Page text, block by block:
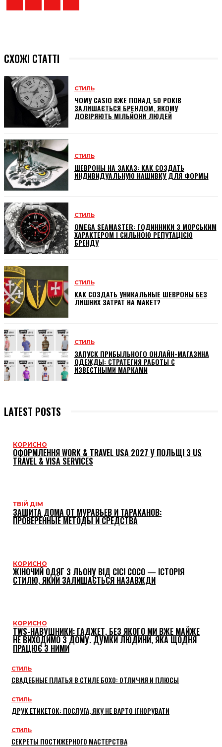
СХОЖІ СТАТТІ
СТИЛЬ
ЧОМУ CASIO ВЖЕ ПОНАД 50 РОКІВ
ЗАЛИШАЄТЬСЯ БРЕНДОМ, ЯКОМУ
ДОВІРЯЮТЬ МІЛЬЙОНИ ЛЮДЕЙ
СТИЛЬ
ШЕВРОНЫ НА ЗАКАЗ: КАК СОЗДАТЬ
ИНДИВИДУАЛЬНУЮ НАШИВКУ ДЛЯ ФОРМЫ
СТИЛЬ
OMEGA SEAMASTER: ГОДИННИКИ З МОРСЬКИМ
ХАРАКТЕРОМ І СИЛЬНОЮ РЕПУТАЦІЄЮ
БРЕНДУ
СТИЛЬ
КАК СОЗДАТЬ УНИКАЛЬНЫЕ ШЕВРОНЫ БЕЗ
ЛИШНИХ ЗАТРАТ НА МАКЕТ?
СТИЛЬ
ЗАПУСК ПРИБЫЛЬНОГО ОНЛАЙН-МАГАЗИНА
ОДЕЖДЫ: СТРАТЕГИЯ РАБОТЫ С
ИЗВЕСТНЫМИ МАРКАМИ
LATEST POSTS
КОРИСНО
ОФОРМЛЕННЯ WORK & TRAVEL USA 2027 У ПОЛЬЩІ З US
TRAVEL & VISA SERVICES
ТВІЙ ДІМ
ЗАЩИТА ДОМА ОТ МУРАВЬЕВ И ТАРАКАНОВ:
ПРОВЕРЕННЫЕ МЕТОДЫ И СРЕДСТВА
КОРИСНО
ЖІНОЧИЙ ОДЯГ З ЛЬОНУ ВІД CICI COCO — ІСТОРІЯ
СТИЛЮ, ЯКИЙ ЗАЛИШАЄТЬСЯ НАЗАВЖДИ
КОРИСНО
TWS-НАВУШНИКИ: ГАДЖЕТ, БЕЗ ЯКОГО МИ ВЖЕ МАЙЖЕ
НЕ ВИХОДИМО З ДОМУ. ДУМКИ ЛЮДИНИ, ЯКА ЩОДНЯ
ПРАЦЮЄ З НИМИ
СТИЛЬ
СВАДЕБНЫЕ ПЛАТЬЯ В СТИЛЕ БОХО: ОТЛИЧИЯ И ПЛЮСЫ
СТИЛЬ
ДРУК ЕТИКЕТОК: ПОСЛУГА, ЯКУ НЕ ВАРТО ІГНОРУВАТИ
СТИЛЬ
СЕКРЕТЫ ПОСТИЖЕРНОГО МАСТЕРСТВА